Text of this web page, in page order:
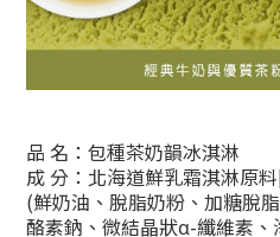
品 名：包種茶奶韻冰淇淋
成 分：北海道鮮乳霜淇淋原
(鮮奶油、脫脂奶粉、加糖脫
酪素鈉、微結晶狀α-纖維素